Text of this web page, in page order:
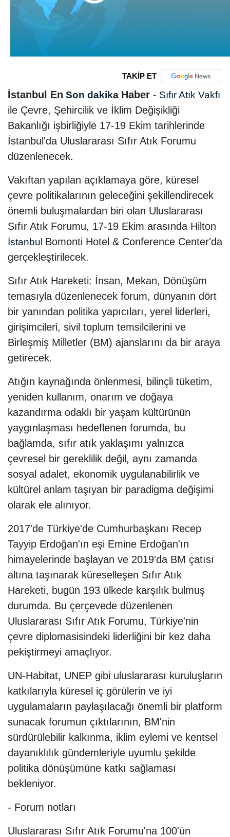
TAKİP ET
İstanbul En Son dakika Haber - Sıfır Atık Vakfı
ile Çevre, Şehircilik ve İklim Değişikliği
Bakanlığı işbirliğiyle 17-19 Ekim tarihlerinde
İstanbul'da Uluslararası Sıfır Atık Forumu
düzenlenecek.
Vakıftan yapılan açıklamaya göre, küresel
çevre politikalarının geleceğini şekillendirecek
önemli buluşmalardan biri olan Uluslararası
Sıfır Atık Forumu, 17-19 Ekim arasında Hilton
İstanbul Bomonti Hotel & Conference Center'da
gerçekleştirilecek.
Sıfır Atık Hareketi: İnsan, Mekan, Dönüşüm
temasıyla düzenlenecek forum, dünyanın dört
bir yanından politika yapıcıları, yerel liderleri,
girişimcileri, sivil toplum temsilcilerini ve
Birleşmiş Milletler (BM) ajanslarını da bir araya
getirecek.
Atığın kaynağında önlenmesi, bilinçli tüketim,
yeniden kullanım, onarım ve doğaya
kazandırma odaklı bir yaşam kültürünün
yaygınlaşması hedeflenen forumda, bu
bağlamda, sıfır atık yaklaşımı yalnızca
çevresel bir gereklilik değil, aynı zamanda
sosyal adalet, ekonomik uygulanabilirlik ve
kültürel anlam taşıyan bir paradigma değişimi
olarak ele alınıyor.
2017'de Türkiye'de Cumhurbaşkanı Recep
Tayyip Erdoğan'ın eşi Emine Erdoğan'ın
himayelerinde başlayan ve 2019'da BM çatısı
altına taşınarak küreselleşen Sıfır Atık
Hareketi, bugün 193 ülkede karşılık bulmuş
durumda. Bu çerçevede düzenlenen
Uluslararası Sıfır Atık Forumu, Türkiye'nin
çevre diplomasisindeki liderliğini bir kez daha
pekiştirmeyi amaçlıyor.
UN-Habitat, UNEP gibi uluslararası kuruluşların
katkılarıyla küresel iç görülerin ve iyi
uygulamaların paylaşılacağı önemli bir platform
sunacak forumun çıktılarının, BM'nin
sürdürülebilir kalkınma, iklim eylemi ve kentsel
dayanıklılık gündemleriyle uyumlu şekilde
politika dönüşümüne katkı sağlaması
bekleniyor.
- Forum notları
Uluslararası Sıfır Atık Forumu'na 100'ün